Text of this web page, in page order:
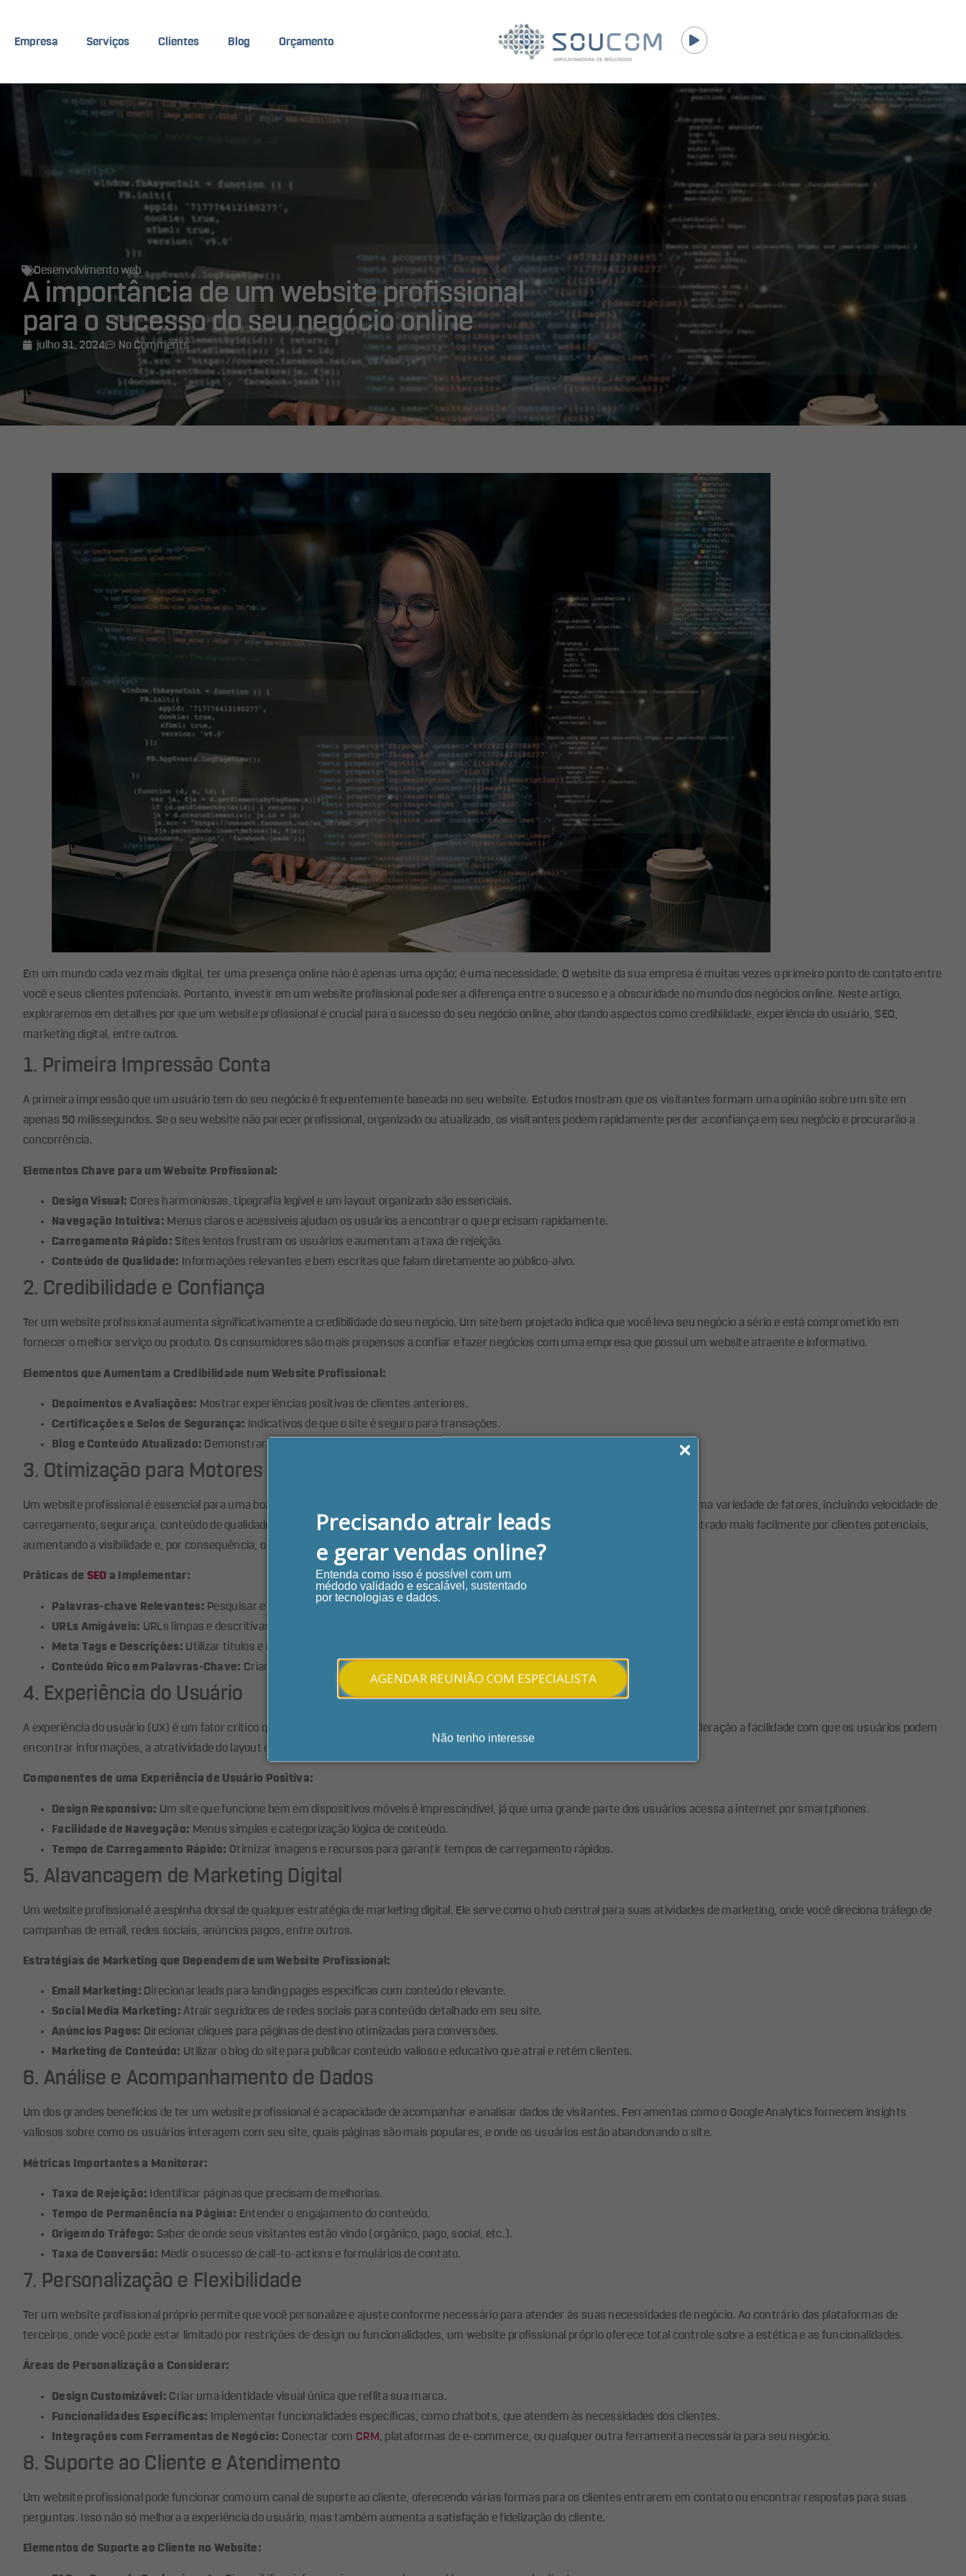
Precisando atrair leads
e gerar vendas online?
Entenda como isso é possível com um
médodo validado e escalável, sustentado
por tecnologias e dados.
AGENDAR REUNIÃO COM ESPECIALISTA
Não tenho interesse
Empresa Serviços Clientes Blog Orçamento
Desenvolvimento web
A importância de um website profissional
para o sucesso do seu negócio online
julho 31, 2024 No Comments
Em um mundo cada vez mais digital, ter uma presença online não é apenas uma opção; é uma necessidade. O website da sua empresa é muitas vezes o primeiro ponto de contato entre
você e seus clientes potenciais. Portanto, investir em um website profissional pode ser a diferença entre o sucesso e a obscuridade no mundo dos negócios online. Neste artigo,
exploraremos em detalhes por que um website profissional é crucial para o sucesso do seu negócio online, abordando aspectos como credibilidade, experiência do usuário, SEO,
marketing digital, entre outros.
1. Primeira Impressão Conta
A primeira impressão que um usuário tem do seu negócio é frequentemente baseada no seu website. Estudos mostram que os visitantes formam uma opinião sobre um site em
apenas 50 milissegundos. Se o seu website não parecer profissional, organizado ou atualizado, os visitantes podem rapidamente perder a confiança em seu negócio e procurarão a
concorrência.
Elementos Chave para um Website Profissional:
Design Visual: Cores harmoniosas, tipografia legível e um layout organizado são essenciais.
Navegação Intuitiva: Menus claros e acessíveis ajudam os usuários a encontrar o que precisam rapidamente.
Carregamento Rápido: Sites lentos frustram os usuários e aumentam a taxa de rejeição.
Conteúdo de Qualidade:
Informações relevantes e bem escritas que falam diretamente ao público-alvo.
2. Credibilidade e Confiança
Ter um website profissional aumenta significativamente a credibilidade do seu negócio. Um site bem projetado indica que você leva seu negócio a sério e está comprometido em
fornecer o melhor serviço ou produto. Os consumidores são mais propensos a confiar e fazer negócios com uma empresa que possui um website atraente e informativo.
Elementos que Aumentam a Credibilidade num Website Profissional:
Depoimentos e Avaliações: Mostrar experiências positivas de clientes anteriores.
Certificações e Selos de Segurança: Indicativos de que o site é seguro para transações.
Blog e Conteúdo Atualizado: Demonstrar expertise e manter o público informado sobre tendências do setor.
3. Otimização para Motores de Busca (SEO)
Um website profissional é essencial para uma boa estratégia de SEO. Motores de busca como o Google classificam sites com base em uma variedade de fatores, incluindo velocidade de
carregamento, segurança, conteúdo de qualidade e experiência do usuário. Um site otimizado para SEO ajudará seu negócio a ser encontrado mais facilmente por clientes potenciais,
aumentando a visibilidade e, por consequência, o tráfego.
Práticas de SEO a Implementar:
Palavras-chave Relevantes: Pesquisar e usar termos que seu público-alvo está procurando.
URLs Amigáveis: URLs limpas e descritivas que indicam o conteúdo da página.
Meta Tags e Descrições: Utilizar títulos e descrições atraentes que incentivem cliques.
Conteúdo Rico em Palavras-Chave: Criar conteúdo que naturalmente inclua as palavras-chave alvo sem parecer forçado.
4. Experiência do Usuário
A experiência do usuário (UX) é um fator crítico que pode fazer ou quebrar o sucesso do seu site. Um website profissional leva em consideração a facilidade com que os usuários podem
encontrar informações, a atratividade do layout e a simplicidade da navegação.
Componentes de uma Experiência de Usuário Positiva:
Design Responsivo: Um site que funcione bem em dispositivos móveis é imprescindível, já que uma grande parte dos usuários acessa a internet por smartphones.
Facilidade de Navegação: Menus simples e categorização lógica de conteúdo.
Tempo de Carregamento Rápido: Otimizar imagens e recursos para garantir tempos de carregamento rápidos.
5. Alavancagem de Marketing Digital
Um website profissional é a espinha dorsal de qualquer estratégia de marketing digital. Ele serve como o hub central para suas atividades de marketing, onde você direciona tráfego de
campanhas de email, redes sociais, anúncios pagos, entre outros.
Estratégias de Marketing que Dependem de um Website Profissional:
Email Marketing: Direcionar leads para landing pages específicas com conteúdo relevante.
Social Media Marketing: Atrair seguidores de redes sociais para conteúdo detalhado em seu site.
Anúncios Pagos: Direcionar cliques para páginas de destino otimizadas para conversões.
Marketing de Conteúdo: Utilizar o blog do site para publicar conteúdo valioso e educativo que atrai e retém clientes.
6. Análise e Acompanhamento de Dados
Um dos grandes benefícios de ter um website profissional é a capacidade de acompanhar e analisar dados de visitantes. Ferramentas como o Google Analytics fornecem insights
valiosos sobre como os usuários interagem com seu site, quais páginas são mais populares, e onde os usuários estão abandonando o site.
Métricas Importantes a Monitorar:
Taxa de Rejeição: Identificar páginas que precisam de melhorias.
Tempo de Permanência na Página: Entender o engajamento do conteúdo.
Origem do Tráfego: Saber de onde seus visitantes estão vindo (orgânico, pago, social, etc.).
Taxa de Conversão: Medir o sucesso de call-to-actions e formulários de contato.
7. Personalização e Flexibilidade
Ter um website profissional próprio permite que você personalize e ajuste conforme necessário para atender às suas necessidades de negócio. Ao contrário das plataformas de
terceiros, onde você pode estar limitado por restrições de design ou funcionalidades, um website profissional próprio oferece total controle sobre a estética e as funcionalidades.
Áreas de Personalização a Considerar:
Design Customizável: Criar uma identidade visual única que reflita sua marca.
Funcionalidades Específicas: Implementar funcionalidades específicas, como chatbots, que atendem às necessidades dos clientes.
Integrações com Ferramentas de Negócio: Conectar com CRM , plataformas de e-commerce, ou qualquer outra ferramenta necessária para seu negócio.
8. Suporte ao Cliente e Atendimento
Um website profissional pode funcionar como um canal de suporte ao cliente, oferecendo várias formas para os clientes entrarem em contato ou encontrar respostas para suas
perguntas. Isso não só melhora a experiência do usuário, mas também aumenta a satisfação e fidelização do cliente.
Elementos de Suporte ao Cliente no Website: